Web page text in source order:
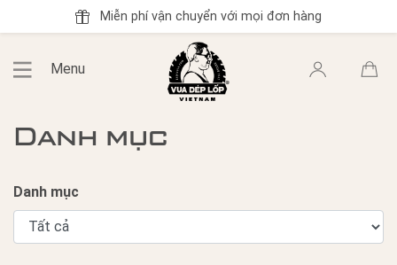
Miễn phí vận chuyển với mọi đơn hàng
Menu
Danh mục
Danh mục